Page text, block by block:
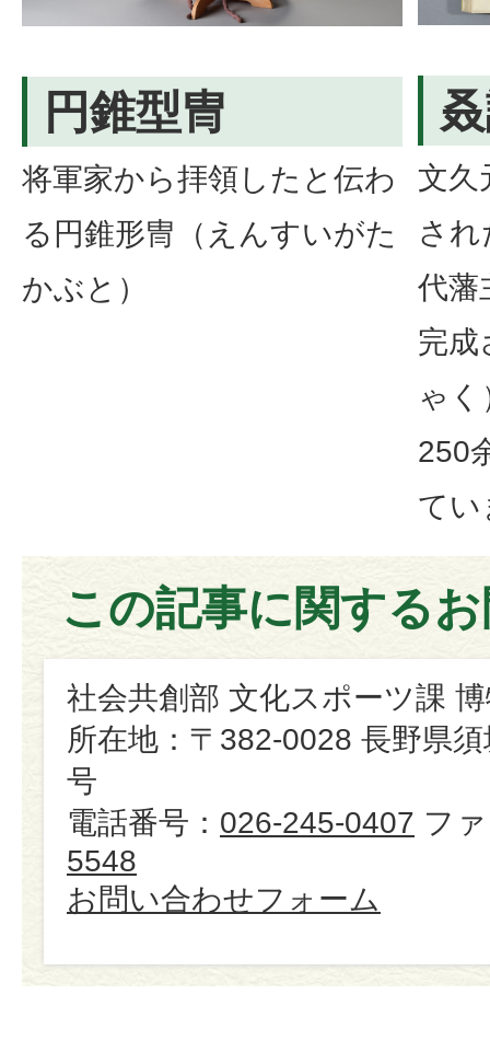
円錐型冑
将軍家から拝領したと伝わ
る円錐形冑（えんすいがた
かぶと）
文久
され
代藩
完成
ゃ
250
てい
この記事に関する
社会共創部 文化スポーツ課
所在地：〒382-0028 長野県
号
電話番号： 026-245-0407 フ
5548
お問い合わせフォーム